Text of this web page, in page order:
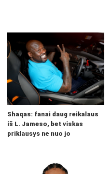
Shaqas: fanai daug reikalaus
iš L. Jameso, bet viskas
priklausys ne nuo jo